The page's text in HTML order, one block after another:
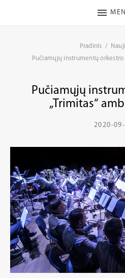
Pradinis
Pučiamųjų instrumentų orkestro
Pučiamųjų
„Trimitas“
2020-